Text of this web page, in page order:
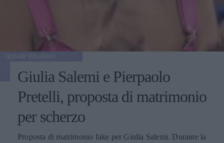
Giulia Salemi e Pierpaolo
Pretelli, proposta di matrimonio
per scherzo
Proposta di matrimonio fake per Giulia Salemi. Durante la